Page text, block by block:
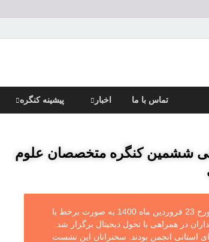
پیشینه کنگره اخبار تماس با ما
ششمین کنگره متخصصان علوم
دومین پیش‌نشست شاخه‌های استانی کنگره روز دوشنبه مورخ 23 فروردین ماه 1400 به صورت برخط با
در همراهی با تحول دیجیتال برگزار شد.
استانی انجمن بودند. سخنرانان این نشست